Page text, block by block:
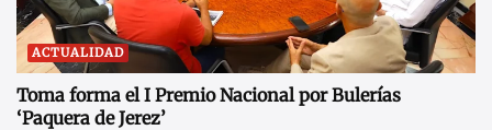
ACTUALIDAD
Toma forma el I Premio Nacional por Bulerías
‘Paquera de Jerez’